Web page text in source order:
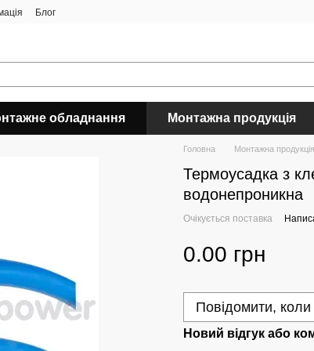
Блог
обладнання Монтажна продукція
Головна Монтажна продукція
Термоусадка з
водонепроникна
Очікується поставка
0.00 грн
Повідомити, коли
Новий відгук або